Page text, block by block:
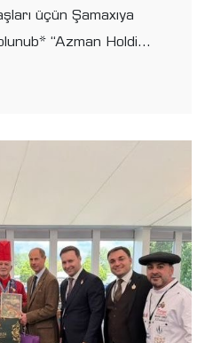
üçün Şamaxıya
“Azman Holdi...